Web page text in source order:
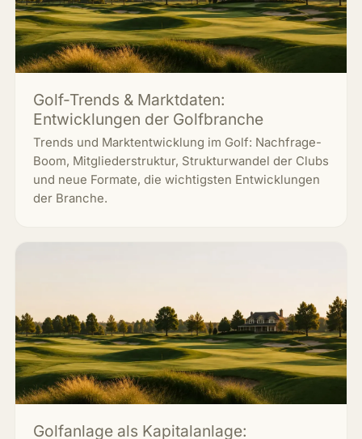
Golf-Trends & Marktdaten:
Entwicklungen der Golfbranche
Trends und Marktentwicklung im Golf: Nachfrage-
Boom, Mitgliederstruktur, Strukturwandel der Clubs
und neue Formate, die wichtigsten Entwicklungen
der Branche.
Golfanlage als Kapitalanlage: